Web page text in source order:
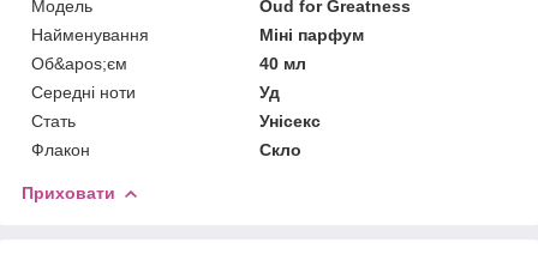
Мoдель
Oud for Greatness
Найменування
Міні парфум
Об&apos;єм
40 мл
Середні ноти
Уд
Стать
Унісекс
Флакон
Скло
Приховати